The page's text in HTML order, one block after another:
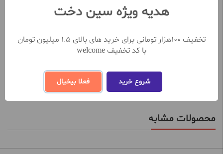
نظر خود را در خصوص این محصول ثبت کنید
محصولات مشابه
هدیه ویژه سین دخت
تخفیف 100هزار تومانی برای خرید های بالای 1.5 میلیون تومان
با کد تخفیف welcome
شروع خرید فعلا بیخیال